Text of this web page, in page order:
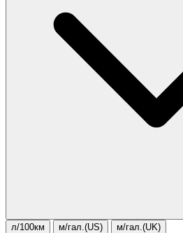
л/100км м/гал.(US) м/гал.(UK)